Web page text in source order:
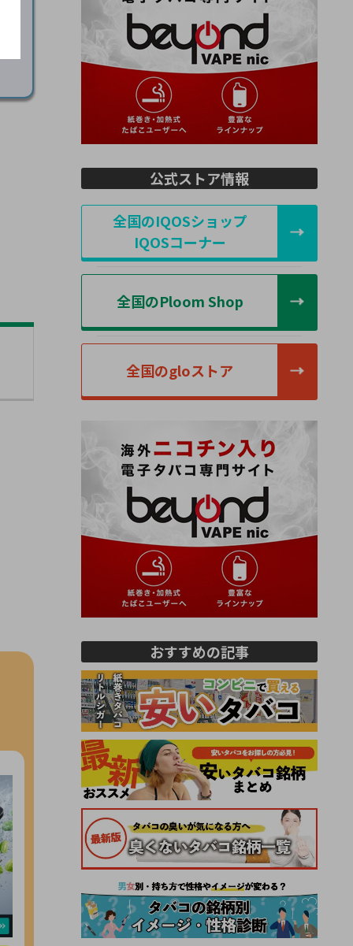
公式ストア情報
全国のIQOSショップ
IQOSコーナー
全国のPloom Shop
全国のgloストア
おすすめの記事